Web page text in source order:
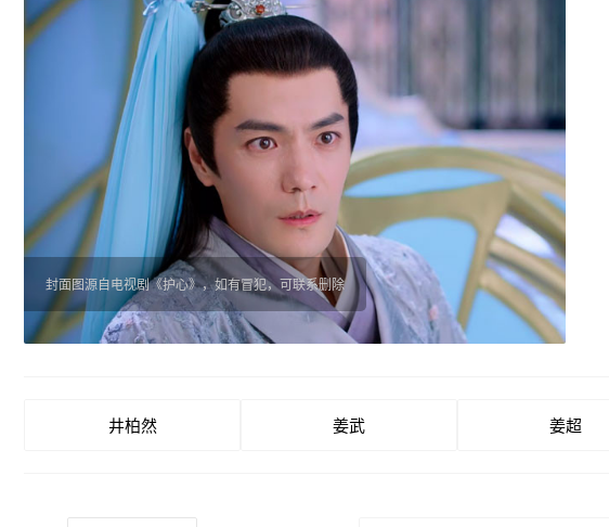
封面图源自电视剧《护心》，如有冒犯，可联系删除
井柏然 姜武 姜超